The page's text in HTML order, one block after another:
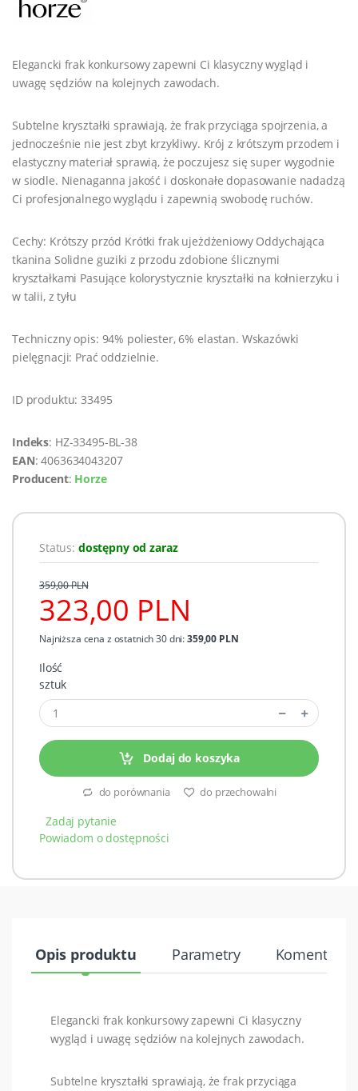
Elegancki frak konkursowy zapewni Ci klasyczny wygląd i
uwagę sędziów na kolejnych zawodach.
Subtelne kryształki sprawiają, że frak przyciąga spojrzenia, a
jednocześnie nie jest zbyt krzykliwy. Krój z krótszym przodem i
elastyczny materiał sprawią, że poczujesz się super wygodnie
w siodle. Nienaganna jakość i doskonałe dopasowanie nadadzą
Ci profesjonalnego wyglądu i zapewnią swobodę ruchów.
Cechy: Krótszy przód Krótki frak ujeżdżeniowy Oddychająca
tkanina Solidne guziki z przodu zdobione ślicznymi
kryształkami Pasujące kolorystycznie kryształki na kołnierzyku i
w talii, z tyłu
Techniczny opis: 94% poliester, 6% elastan. Wskazówki
pielęgnacji: Prać oddzielnie.
ID produktu: 33495
Indeks: HZ-33495-BL-38
EAN: 4063634043207
Producent: Horze
Status: dostępny od zaraz
323,00 PLN
359,00 PLN
Najniższa cena z ostatnich 30 dni:359,00 PLN
Ilość
sztuk
Dodaj do koszyka
do porównania do przechowalni
Zadaj pytanie
Powiadom o dostępności
Opis produktu Parametry Komentarze
Elegancki frak konkursowy zapewni Ci klasyczny
wygląd i uwagę sędziów na kolejnych zawodach.
Subtelne kryształki sprawiają, że frak przyciąga